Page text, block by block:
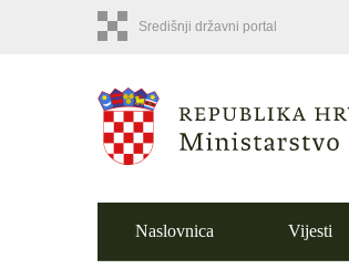
Središnji državni portal
Naslovnica Vijesti